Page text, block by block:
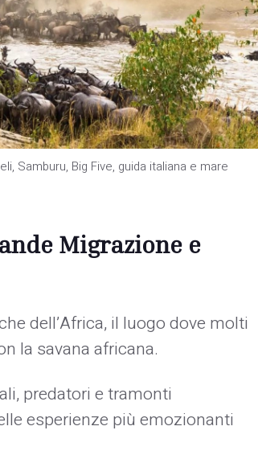
Samburu, Big Five, guida italiana e mare
Migrazione e
dell’Africa, il luogo dove molti
la savana africana.
predatori e tramonti
esperienze più emozionanti